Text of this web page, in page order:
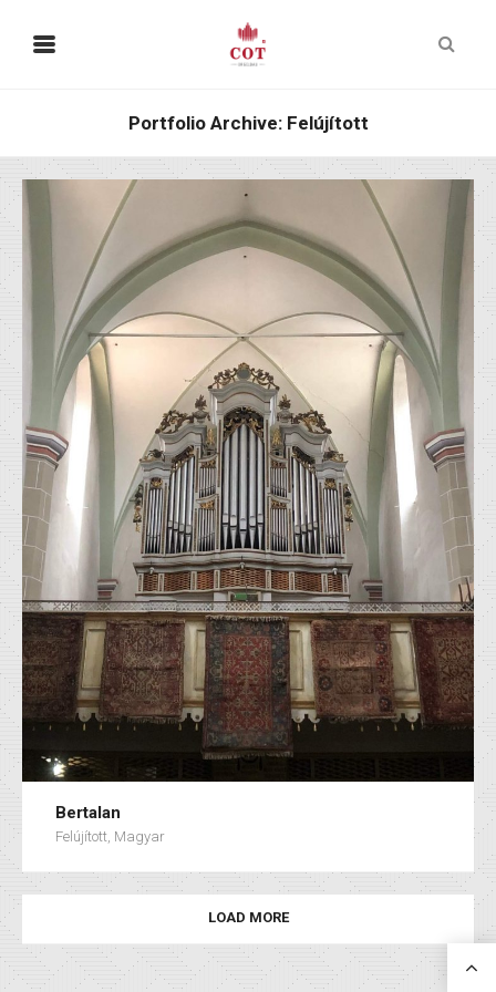
Portfolio Archive: Felújított
Bertalan
Felújított, Magyar
LOAD MORE